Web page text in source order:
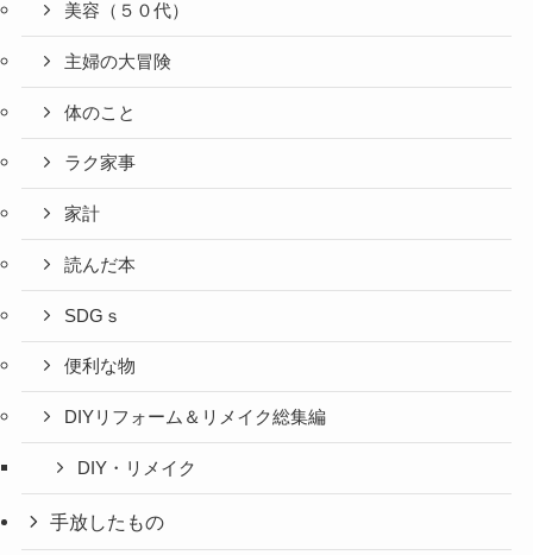
美容（５０代）
主婦の大冒険
体のこと
ラク家事
家計
読んだ本
SDGｓ
便利な物
DIYリフォーム＆リメイク総集編
DIY・リメイク
手放したもの